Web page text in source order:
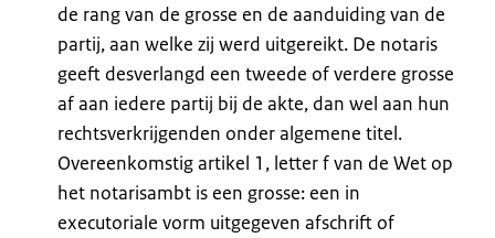
de rang van de grosse en de aanduiding van de
partij, aan welke zij werd uitgereikt. De notaris
geeft desverlangd een tweede of verdere grosse
af aan iedere partij bij de akte, dan wel aan hun
rechtsverkrijgenden onder algemene titel.
Overeenkomstig artikel 1, letter f van de Wet op
het notarisambt is een grosse: een in
executoriale vorm uitgegeven afschrift of